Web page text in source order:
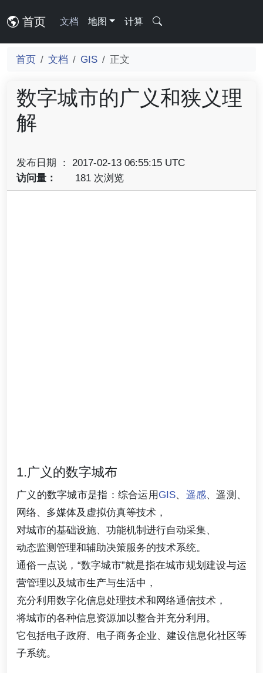
首页 文档 地图 计算
首页 文档 GIS 正文
数字城市的广义和狭义理
解
发布日期 ： 2017-02-13 06:55:15 UTC
访问量：
181 次浏览
1.广义的数字城布
广义的数字城市是指：综合运用 GIS、 遥感、遥测、
网络、多媒体及虚拟仿真等技术，
对城市的基础设施、功能机制进行自动采集、
动态监测管理和辅助决策服务的技术系统。
通俗一点说，“数字城市”就是指在城市规划建设与运
营管理以及城市生产与生活中，
充分利用数字化信息处理技术和网络通信技术，
将城市的各种信息资源加以整合并充分利用。
它包括电子政府、电子商务企业、建设信息化社区等
子系统。